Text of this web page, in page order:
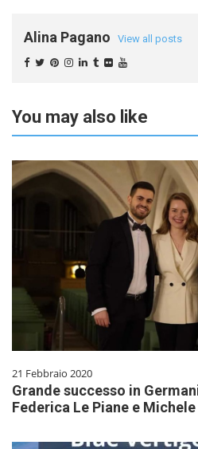
Alina Pagano View all posts
You may also like
21 Febbraio 2020
Grande successo in
Federica Le Piane e Michele